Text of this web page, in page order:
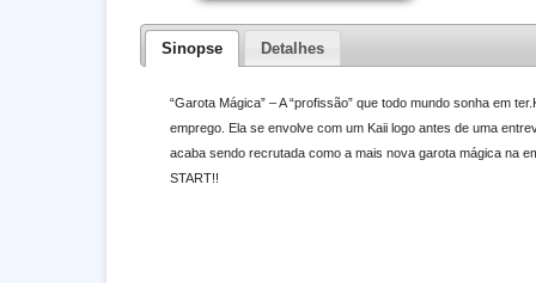
Sinopse Detalhes
“Garota Mágica” – A “profissão” que todo mundo sonha em
emprego. Ela se envolve com um Kaii logo antes de uma
acaba sendo recrutada como a mais nova garota mágica na
START!!